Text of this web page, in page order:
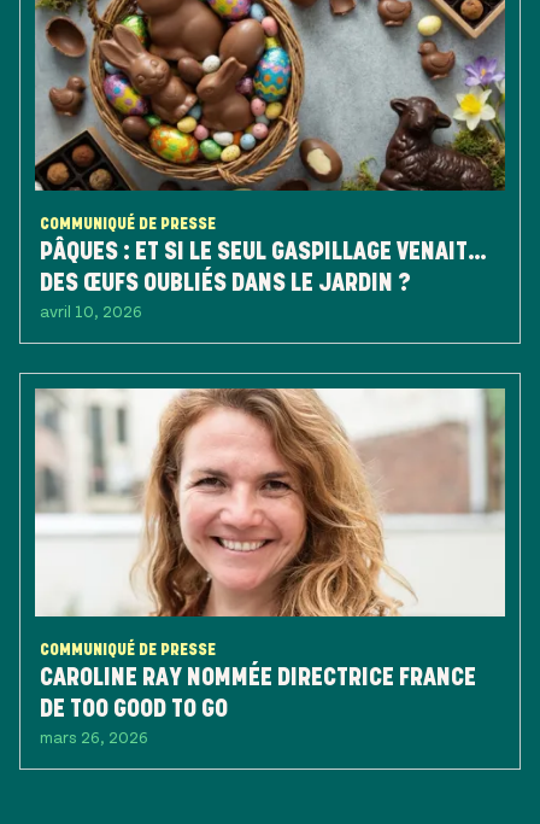
COMMUNIQUÉ DE PRESSE
PÂQUES : ET SI LE SEUL GASPILLAGE VENAIT…
DES ŒUFS OUBLIÉS DANS LE JARDIN ?
avril 10, 2026
COMMUNIQUÉ DE PRESSE
CAROLINE RAY NOMMÉE DIRECTRICE FRANCE
DE TOO GOOD TO GO
mars 26, 2026